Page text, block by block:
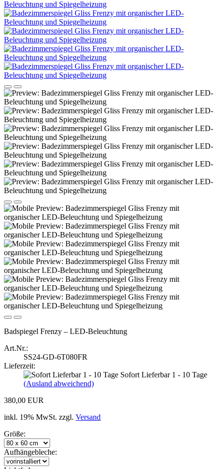
Badspiegel Frenzy – LED-Beleuchtung
Art.Nr.:
SS24-GD-6T080FR
Lieferzeit:
Sofort Lieferbar 1 - 10 Tage
(Ausland abweichend)
380,00 EUR
inkl. 19% MwSt. zzgl. Versand
Größe:
Aufhängebleche: